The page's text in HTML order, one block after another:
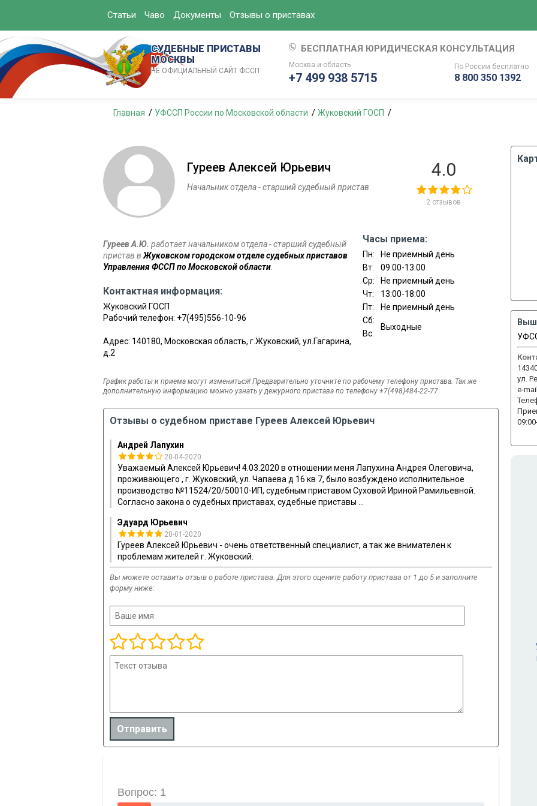
Статьи Чаво Документы Отзывы о приставах
СУДЕБНЫЕ ПРИСТАВЫ
МОСКВЫ
НЕ ОФИЦИАЛЬНЫЙ САЙТ ФССП
БЕСПЛАТНАЯ ЮРИДИЧЕСКАЯ КОНСУЛЬТАЦИЯ
Москва и область
+7 499 938 5715
По России бесплатно
8 800 350 1392
Главная УФССП России по Московской области Жуковский ГОСП
Гуреев Алексей Юрьевич
Начальник отдела - старший судебный пристав
4.0
2 отзывов
Гуреев А.Ю. работает начальником отдела - старший судебный
пристав в Жуковском городском отделе судебных приставов
Управления ФССП по Московской области
Контактная информация:
Жуковский ГОСП
Рабочий телефон: +7(495)556-10-96
Адрес: 140180, Московская область, г.Жуковский, ул.Гагарина,
д.2
Часы приема:
Пн:
Не приемный день
Вт:
09:00-13:00
Ср:
Не приемный день
Чт:
13:00-18:00
Пт:
Не приемный день
Сб:
Выходные
Вс:
График работы и приема могут измениться! Предварительно уточните по рабочему телефону пристава. Так же
дополнительную информацию можно узнать у дежурного пристава по телефону +7(498)484-22-77.
Отзывы о судебном приставе Гуреев Алексей Юрьевич
Андрей Лапухин
20-04-2020
Уважаемый Алексей Юрьевич! 4.03.2020 в отношении меня Лапухина Андрея Олеговича,
проживающего , г. Жуковский, ул. Чапаева д 16 кв 7, было возбуждено исполнительное
производство №11524/20/50010-ИП, судебным приставом Суховой Ириной Рамильевной.
Согласно закона о судебных приставах, судебные приставы
Эдуард Юрьевич
20-01-2020
Гуреев Алексей Юрьевич - очень ответственный специалист, а так же внимателен к
проблемам жителей г. Жуковский.
Вы можете оставить отзыв о работе пристава. Для этого оцените работу пристава от 1 до 5 и заполните
форму ниже:
ул.
e-